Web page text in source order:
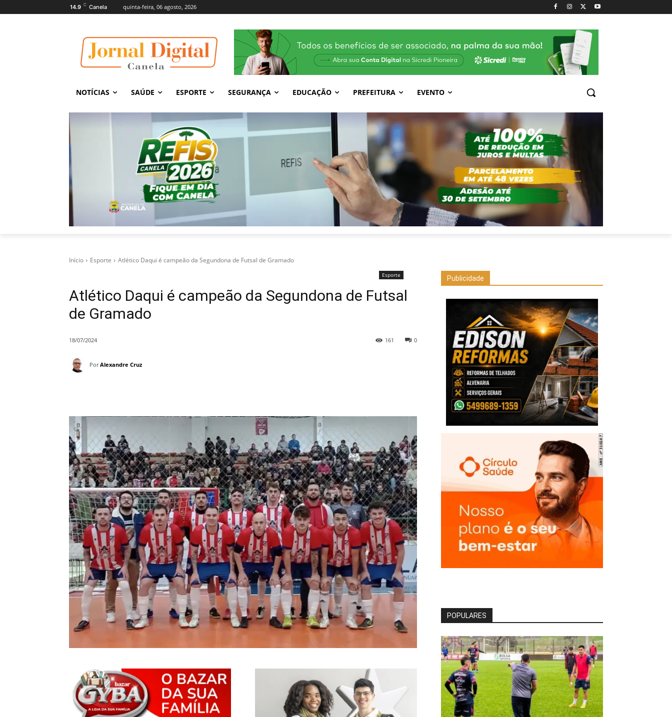
14.9 C Canela quinta-feira, 06 agosto, 2026
NOTÍCIAS SAÚDE ESPORTE SEGURANÇA EDUCAÇÃO PREFEITURA EVENTO
Início Esporte Atlético Daqui é campeão da Segundona de Futsal de Gramado
Esporte
Atlético Daqui é campeão da Segundona de Futsal
de Gramado
18/07/2024 0
161
Por Alexandre Cruz
Publicidade
POPULARES